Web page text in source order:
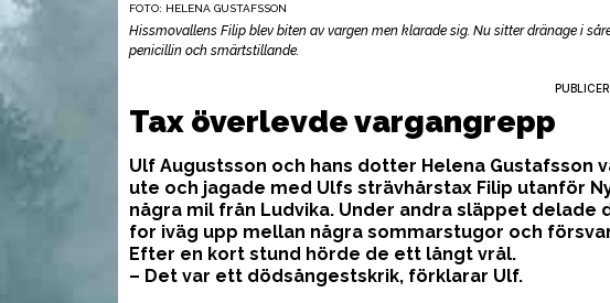
FOTO: HELENA GUSTAFSSON
Hissmovallens Filip blev biten av vargen men klarade sig. Nu sitter dränage i
penicillin och smärtstillande.
Tax överlevde vargangrepp
Ulf Augustsson och hans dotter Helena Gustafsson
ute och jagade med Ulfs strävhårstax Filip utanför
några mil från Ludvika. Under andra släppet delade
for iväg upp mellan några sommarstugor och
Efter en kort stund hörde de ett långt vrål.
– Det var ett dödsångestskrik, förklarar Ulf.
UTRUSTNING
Allroundknivar för jägare
VAPEN
Tyst och
balans